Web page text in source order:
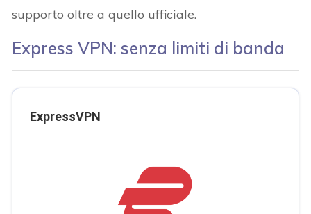
supporto oltre a quello ufficiale.
Express VPN: senza limiti di banda
ExpressVPN